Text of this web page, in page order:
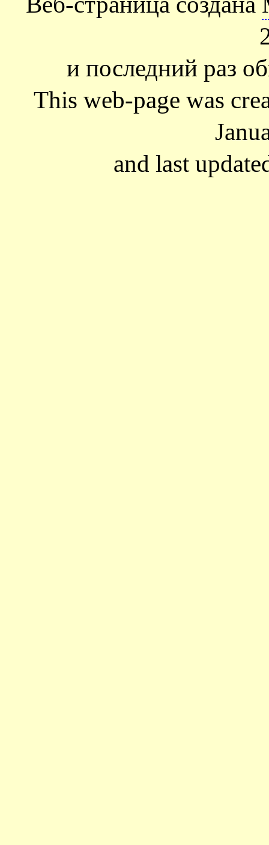
и последний раз
This web-page was
and last